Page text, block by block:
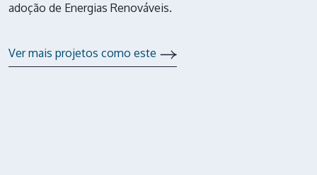
adoção de Energias Renováveis.
Ver mais projetos como este